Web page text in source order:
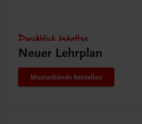
Durchblick behalten
Neuer Lehrplan
Musterbände bestellen